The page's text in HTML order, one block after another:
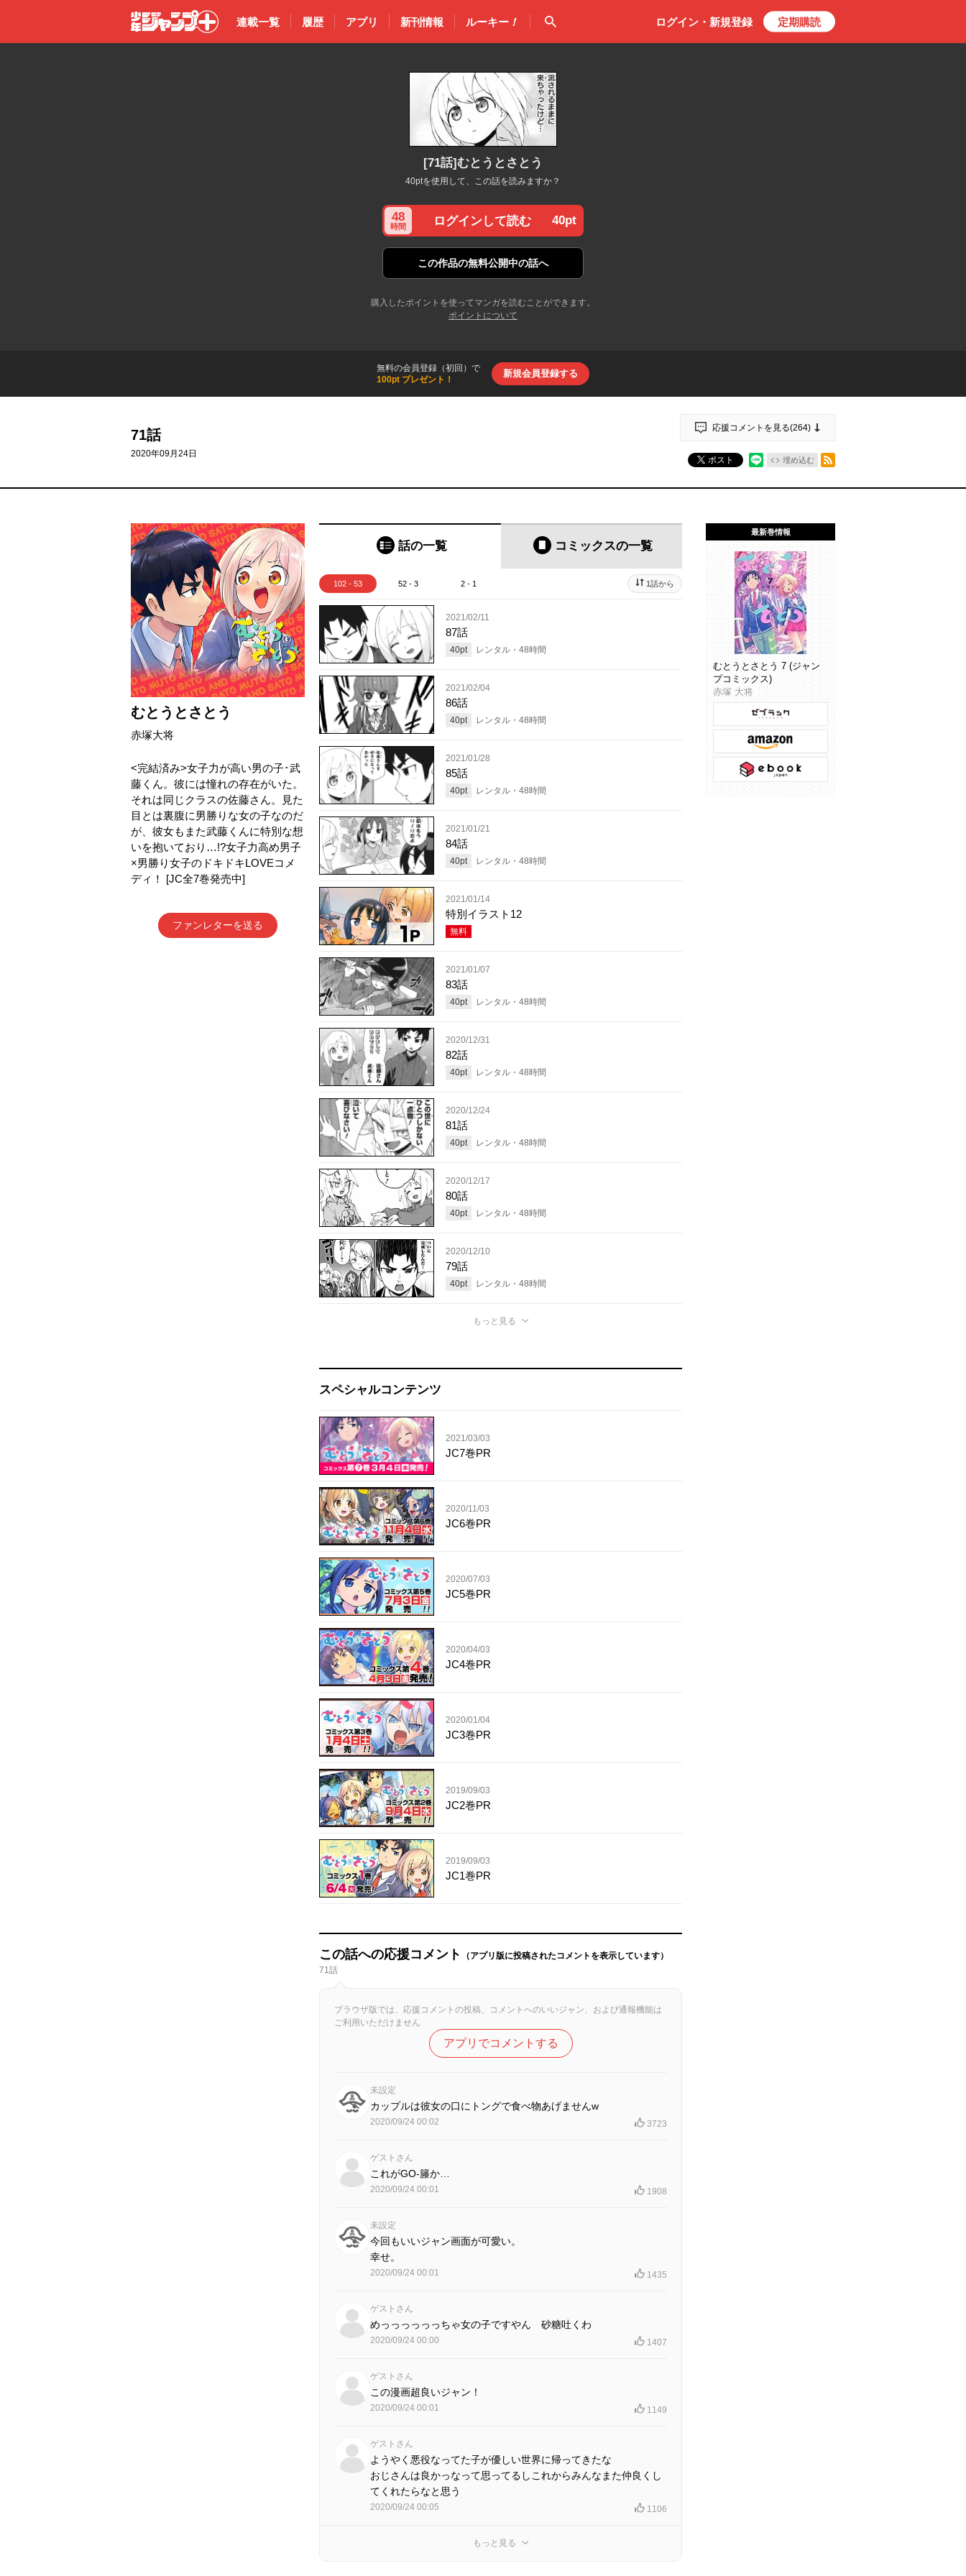
少年ジャン
連載一覧 履歴 アプリ 新刊情報 ルーキー！ 検索 ログイン・ 新規登録 定期購読
[71話]むとうとさとう
40ptを使用して、この話を読みますか？
48
時間 ログインして読む 40pt
この作品の無料公開中の話へ
購入したポイントを使ってマンガを読むことができます。
ポイントについて
無料の会員登録（初回）で
100pt プレゼント！
新規会員登録する
71話
2020年09月24日
応援コメントを見る(264)
ポスト 埋め込む
むとうとさとう
赤塚大将
<完結済み>女子力が高い男の子･武
藤くん。彼には憧れの存在がいた。
それは同じクラスの佐藤さん。見た
目とは裏腹に男勝りな女の子なのだ
が、彼女もまた武藤くんに特別な想
いを抱いており…!?女子力高め男子
×男勝り女子のドキドキLOVEコメ
ディ！ [JC全7巻発売中]
ファンレターを送る
話の一覧 コミックスの一覧
102 - 53 52 - 3 2 - 1 1話から
2021/02/11
87話
40pt レンタル・ 48時間
2021/02/04
86話
40pt レンタル・ 48時間
2021/01/28
85話
40pt レンタル・ 48時間
2021/01/21
84話
40pt レンタル・ 48時間
2021/01/14
特別イラスト12
無料
2021/01/07
83話
40pt レンタル・ 48時間
2020/12/31
82話
40pt レンタル・ 48時間
2020/12/24
81話
40pt レンタル・ 48時間
2020/12/17
80話
40pt レンタル・ 48時間
2020/12/10
79話
40pt レンタル・ 48時間
もっと見る
スペシャルコンテンツ
2021/03/03
JC7巻PR
2020/11/03
JC6巻PR
2020/07/03
JC5巻PR
2020/04/03
JC4巻PR
2020/01/04
JC3巻PR
2019/09/03
JC2巻PR
2019/09/03
JC1巻PR
この話への応援コメント
（アプリ版に投稿されたコメントを表示しています）
71話
ブラウザ版では、応援コメントの投稿、コメントへのいいジャン、および通報機能は
ご利用いただけません
アプリでコメントする
未設定
カップルは彼女の口にトングで食べ物あげませんw
2020/09/24 00:02 3723
ゲストさん
これがGO-籐か…
2020/09/24 00:01 1908
未設定
今回もいいジャン画面が可愛い。
幸せ。
2020/09/24 00:01 1435
ゲストさん
めっっっっっっちゃ女の子ですやん 砂糖吐くわ
2020/09/24 00:00 1407
ゲストさん
この漫画超良いジャン！
2020/09/24 00:01 1149
ゲストさん
ようやく悪役なってた子が優しい世界に帰ってきたな
おじさんは良かっなって思ってるしこれからみんなまた仲良くし
てくれたらなと思う
2020/09/24 00:05 1106
もっと見る
最新巻情報
むとうとさとう 7 (ジャン
プコミックス)
赤塚 大将